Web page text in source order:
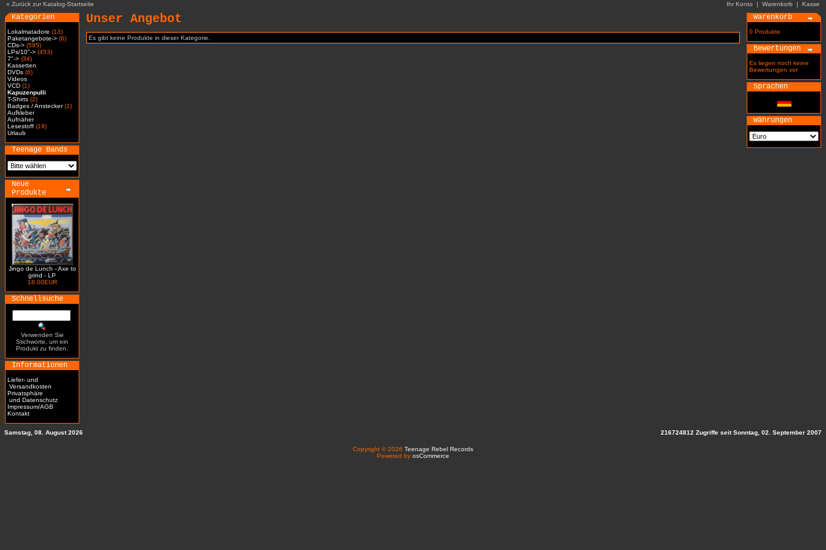
» Zurück zur Katalog-Startseite Ihr Konto | Warenkorb | Kasse
Kategorien
Lokalmatadore (13)
Paketangebote-> (6)
CDs-> (595)
LPs/10"-> (453)
7"-> (34)
Kassetten
DVDs (6)
Videos
VCD (1)
Kapuzenpulli
T-Shirts (2)
Badges / Anstecker(1)
Aufkleber
Aufnäher
Lesestoff (19)
Urlaub
Teenage Bands
Neue
Produkte
Jingo de Lunch - Axe to
grind - LP
18.00EUR
Schnellsuche
Verwenden Sie
Stichworte, um ein
Produkt zu finden.
Informationen
Liefer- und
Versandkosten
Privatsphäre
und Datenschutz
Impressum/AGB
Kontakt
Unser Angebot
Es gibt keine Produkte in dieser Kategorie.
Warenkorb
0 Produkte
Bewertungen
Es liegen noch keine
Bewertungen vor
Sprachen
Währungen
Samstag, 08. August 2026 216724812 Zugriffe seit Sonntag, 02. September 2007
Copyright © 2026 Teenage Rebel Records
Powered by osCommerce